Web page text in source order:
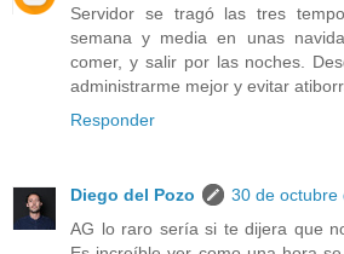
Servidor se tragó las tres
semana y media en unas
comer, y salir por las noches.
administrarme mejor y evitar
Responder
Diego del Pozo
30 de octubre
AG lo raro sería si te dijera que